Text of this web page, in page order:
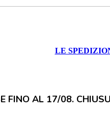
LE
FINO AL 17/08.